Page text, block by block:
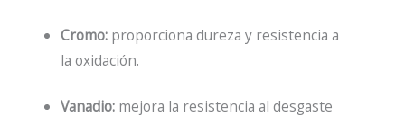
Cromo: proporciona dureza y resistencia a
la oxidación.
Vanadio:mejora la resistencia al desgaste